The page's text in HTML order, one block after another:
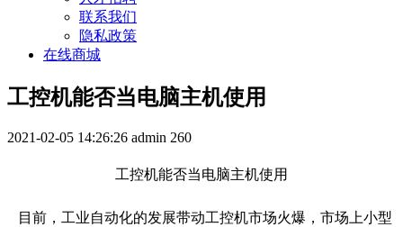
联系我们
隐私政策
在线商城
工控机能否当电脑主机使用
2021-02-05 14:26:26 admin 260
工控机能否当电脑主机使用
目前，工业自动化的发展带动工控机市场火爆，市场上小型